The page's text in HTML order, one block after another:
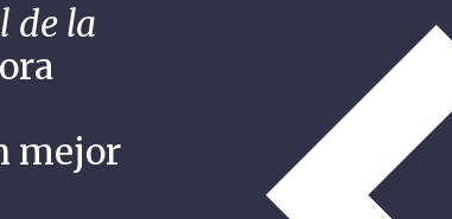
de la
mejor